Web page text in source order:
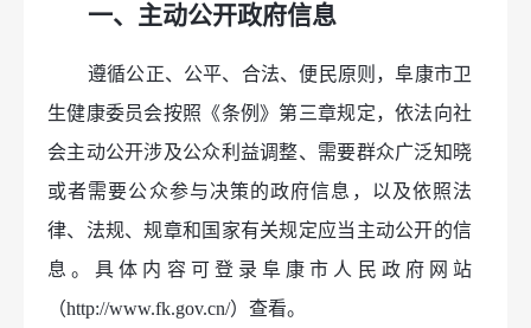
一、主动公开政府信息
遵循公正、公平、合法、便民原则，阜康市卫
生健康委员会按照《条例》第三章规定，依法向社
会主动公开涉及公众利益调整、需要群众广泛知晓
或者需要公众参与决策的政府信息，以及依照法
律、法规、规章和国家有关规定应当主动公开的信
息。具体内容可登录阜康市人民政府网站
（http://www.fk.gov.cn/）查看。